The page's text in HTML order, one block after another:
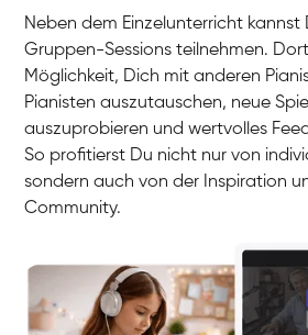
Neben dem Einzelunterricht
Gruppen-Sessions teilnehmen.
Möglichkeit, Dich mit anderen
Pianisten auszutauschen, neue
auszuprobieren und wertvolles
So profitierst Du nicht nur von
sondern auch von der Inspiration
Community.